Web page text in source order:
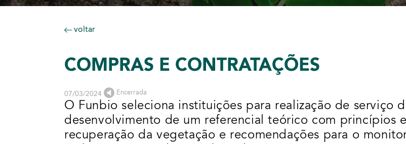
voltar
COMPRAS E CONTRATAÇÕES
07/03/2024 Encerrada
O Funbio seleciona instituições para realização de serviço
desenvolvimento de um referencial teórico com princípios
recuperação da vegetação e recomendações para o